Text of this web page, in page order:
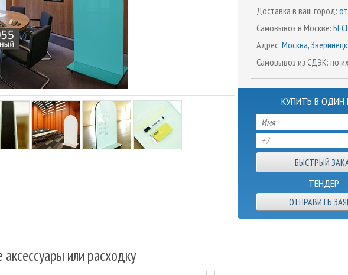
Доставка в ваш город:
Самовывоз в Москве:
Адрес: Москва,
Самовывоз из СДЭК: по
КУПИТЬ В ОДИН
ТЕНДЕР
ОТПРАВИТЬ
или расходку